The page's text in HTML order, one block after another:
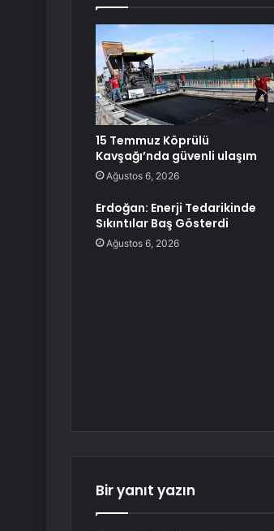
15 Temmuz Köprülü
Kavşağı’nda güvenli ulaşım
Ağustos 6, 2026
Erdoğan: Enerji Tedarikinde
Sıkıntılar Baş Gösterdi
Ağustos 6, 2026
Bir yanıt yazın